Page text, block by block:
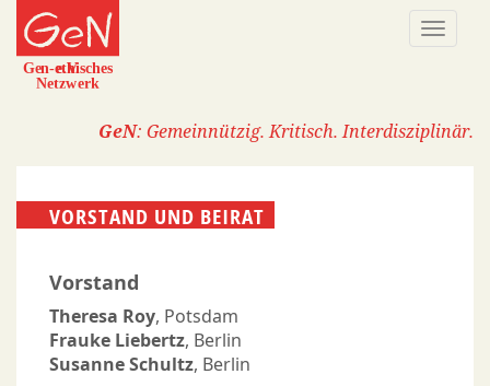
Direkt
zum
Inhalt
GeN: Gemeinnützig. Kritisch. Interdisziplinär.
VORSTAND UND BEIRAT
Text
Vorstand
Theresa Roy, Potsdam
Frauke Liebertz, Berlin
Susanne Schultz, Berlin